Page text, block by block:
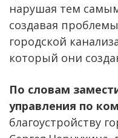
нарушая тем
создавая
городской
который они
По словам
управления по
благоустройству